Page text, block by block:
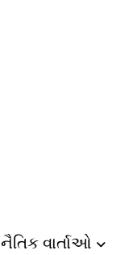
નૈતિક વાર્તાઓ